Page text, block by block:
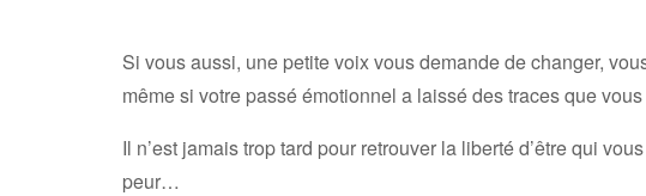
Si vous aussi, une petite voix vous demande de changer,
même si votre passé émotionnel a laissé des traces que
Il n’est jamais trop tard pour retrouver la liberté d’être qui
peur…